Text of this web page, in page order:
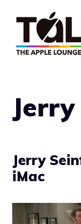
contenuto
Jerry
iMac